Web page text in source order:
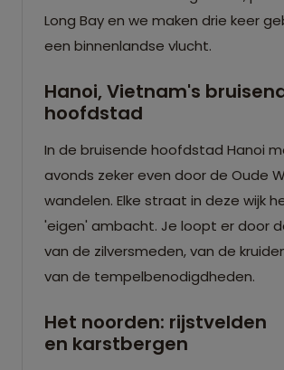
Long Bay en we maken drie keer
een binnenlandse vlucht.
Hanoi, Vietnam's
hoofdstad
In de bruisende hoofdstad Hanoi
avonds zeker even door de Oude
wandelen. Elke straat in deze wijk
'eigen' ambacht. Je loopt er door
van de zilversmeden, van de
van de tempelbenodigdheden.
Het noorden: rijstvelden
en karstbergen